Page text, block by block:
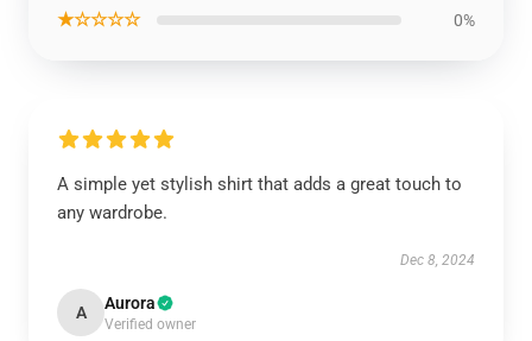
★☆☆☆☆ 0%
A simple yet stylish shirt that adds a great touch to
any wardrobe.
Dec 8, 2024
A Aurora
Verified owner